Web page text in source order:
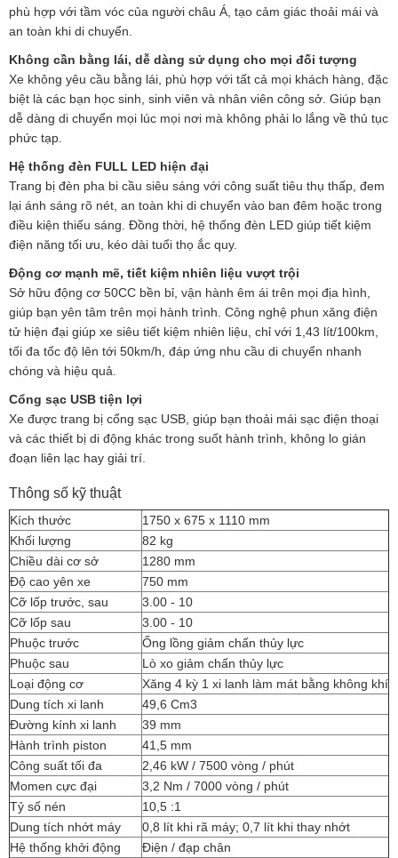
phù hợp với tầm vóc của người châu Á, tạo cảm giác thoải mái và
an toàn khi di chuyển.
Không cần bằng lái, dễ dàng sử dụng cho mọi đối tượng
Xe không yêu cầu bằng lái, phù hợp với tất cả mọi khách hàng, đặc
biệt là các bạn học sinh, sinh viên và nhân viên công sở. Giúp bạn
dễ dàng di chuyển mọi lúc mọi nơi mà không phải lo lắng về thủ tục
phức tạp.
Hệ thống đèn FULL LED hiện đại
Trang bị đèn pha bi cầu siêu sáng với công suất tiêu thụ thấp, đem
lại ánh sáng rõ nét, an toàn khi di chuyển vào ban đêm hoặc trong
điều kiện thiếu sáng. Đồng thời, hệ thống đèn LED giúp tiết kiệm
điện năng tối ưu, kéo dài tuổi thọ ắc quy.
Động cơ mạnh mẽ, tiết kiệm nhiên liệu vượt trội
Sở hữu động cơ 50CC bền bỉ, vận hành êm ái trên mọi địa hình,
giúp bạn yên tâm trên mọi hành trình. Công nghệ phun xăng điện
tử hiện đại giúp xe siêu tiết kiệm nhiên liệu, chỉ với 1,43 lít/100km,
tối đa tốc độ lên tới 50km/h, đáp ứng nhu cầu di chuyển nhanh
chóng và hiệu quả.
Cổng sạc USB tiện lợi
Xe được trang bị cổng sạc USB, giúp bạn thoải mái sạc điện thoại
và các thiết bị di động khác trong suốt hành trình, không lo gián
đoạn liên lạc hay giải trí.
Thông số kỹ thuật
Kích thước
1750 x 675 x 1110 mm
Khối lượng
82 kg
Chiều dài cơ sở
1280 mm
Độ cao yên xe
750 mm
Cỡ lốp trước, sau
3.00 - 10
Cỡ lốp sau
3.00 - 10
Phuộc trước
Ống lồng giảm chấn thủy lực
Phuộc sau
Lò xo giảm chấn thủy lực
Loại động cơ
Xăng 4 kỳ 1 xi lanh làm mát bằng không khí
Dung tích xi lanh
49,6 Cm3
Đường kính xi lanh
39 mm
Hành trình piston
41,5 mm
Công suất tối đa
2,46 kW / 7500 vòng / phút
Momen cực đại
3,2 Nm / 7000 vòng / phút
Tỷ số nén
10,5 :1
Dung tích nhớt máy
0,8 lít khi rã máy; 0,7 lít khi thay nhớt
Hệ thống khởi động
Điện / đạp chân